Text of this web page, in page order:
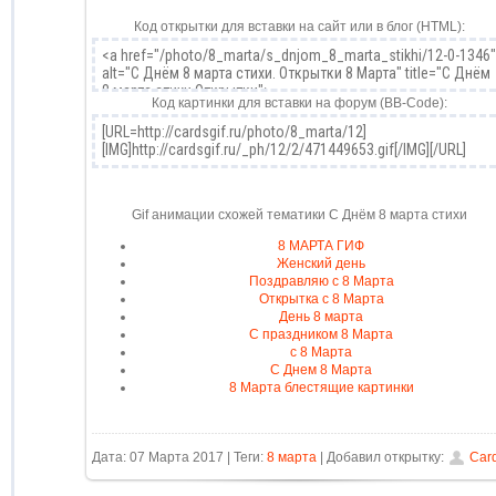
Код открытки для вставки на сайт или в блог (HTML):
Код картинки для вставки на форум (BB-Code):
Gif анимации схожей тематики С Днём 8 марта стихи
8 МАРТА ГИФ
Женский день
Поздравляю с 8 Марта
Открытка с 8 Марта
День 8 марта
С праздником 8 Марта
с 8 Марта
С Днем 8 Марта
8 Марта блестящие картинки
Дата: 07 Марта 2017 | Теги:8 марта | Добавил открытку: